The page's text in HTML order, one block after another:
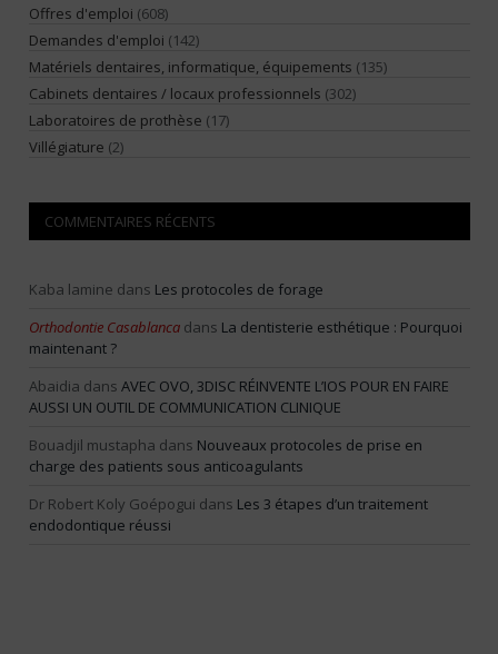
Offres d'emploi (608)
Demandes d'emploi (142)
Matériels dentaires, informatique, équipements (135)
Cabinets dentaires / locaux professionnels (302)
Laboratoires de prothèse (17)
Villégiature (2)
COMMENTAIRES RÉCENTS
Kaba lamine dans Les protocoles de forage
Orthodontie Casablanca dans La dentisterie esthétique : Pourquoi
maintenant ?
Abaidia dans AVEC OVO, 3DISC RÉINVENTE L’IOS POUR EN FAIRE
AUSSI UN OUTIL DE COMMUNICATION CLINIQUE
Bouadjil mustapha dans Nouveaux protocoles de prise en
charge des patients sous anticoagulants
Dr Robert Koly Goépogui dans Les 3 étapes d’un traitement
endodontique réussi